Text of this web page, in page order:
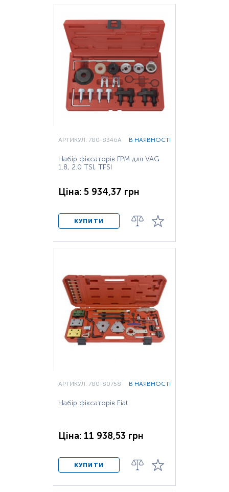
АРТИКУЛ: 780-8346A В НАЯВНОСТІ
Набір фіксаторів ГРМ для VAG
1.8, 2.0 TSI, TFSI
Ціна: 5 934,37 грн
КУПИТИ
АРТИКУЛ: 780-80758 В НАЯВНОСТІ
Набір фіксаторів Fiat
Ціна: 11 938,53 грн
КУПИТИ